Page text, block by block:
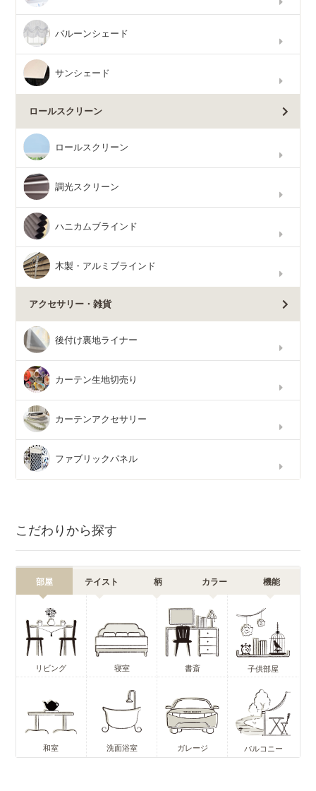
バルーンシェード
サンシェード
ロールスクリーン
ロールスクリーン
調光スクリーン
ハニカムブラインド
木製・アルミブラインド
アクセサリー・雑貨
後付け裏地ライナー
カーテン生地切売り
カーテンアクセサリー
ファブリックパネル
こだわりから探す
部屋 テイスト 柄 カラー 機能
リビング 寝室 書斎 子供部屋
和室 洗面浴室 ガレージ バルコニー